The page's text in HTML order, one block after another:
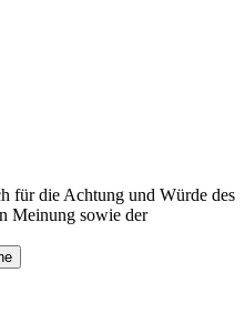
für die Achtung und Würde des
Meinung sowie der